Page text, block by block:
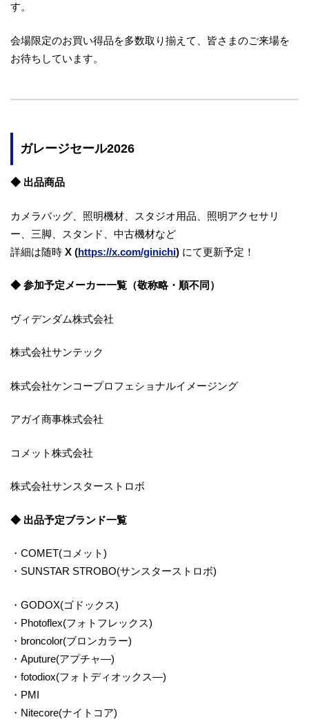
す。
会場限定のお買い得品を多数取り揃えて、皆さまのご来場を
お待ちしています。
ガレージセール2026
◆ 出品商品
カメラバッグ、照明機材、スタジオ用品、照明アクセサリ
ー、三脚、スタンド、中古機材など
詳細は随時 X (https://x.com/ginichi) にて更新予定！
◆ 参加予定メーカー一覧（敬称略・順不同）
ヴィデンダム株式会社
株式会社サンテック
株式会社ケンコープロフェショナルイメージング
アガイ商事株式会社
コメット株式会社
株式会社サンスターストロボ
◆ 出品予定ブランド一覧
・COMET(コメット)
・SUNSTAR STROBO(サンスターストロボ)
・GODOX(ゴドックス)
・Photoflex(フォトフレックス)
・broncolor(ブロンカラー)
・Aputure(アプチャ―)
・fotodiox(フォトディオックス―)
・PMI
・Nitecore(ナイトコア)